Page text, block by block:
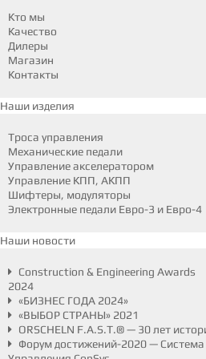
Кто мы
Качество
Дилеры
Магазин
Контакты
Наши изделия
Троса управления
Механические педали
Управление акселератором
Управление КПП, АКПП
Шифтеры, модуляторы
Электронные педали Евро-3 и Евро-4
Наши новости
Construction & Engineering Awards
2024
«БИЗНЕС ГОДА 2024»
«ВЫБОР СТРАНЫ» 2021
ORSCHELN F.A.S.T.® — 30 лет
Форум достижений-2020 — Система